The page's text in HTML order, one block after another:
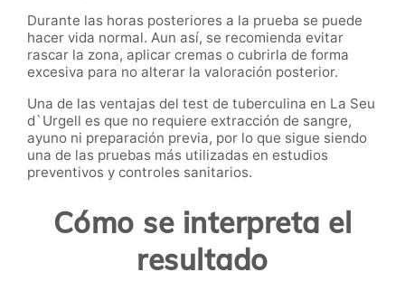
Durante las horas posteriores a la prueba se puede
hacer vida normal. Aun así, se recomienda evitar
rascar la zona, aplicar cremas o cubrirla de forma
excesiva para no alterar la valoración posterior.
Una de las ventajas del test de tuberculina en La Seu
d`Urgell es que no requiere extracción de sangre,
ayuno ni preparación previa, por lo que sigue siendo
una de las pruebas más utilizadas en estudios
preventivos y controles sanitarios.
Cómo se interpreta el
resultado